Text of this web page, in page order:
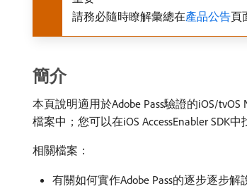
請務必隨時瞭解彙總在產品公告頁
簡介
本頁說明適用於Adobe Pass驗證的iOS/
檔案中；您可以在iOS AccessEnabler SDK
相關檔案：
有關如何實作Adobe Pass的逐步逐步解